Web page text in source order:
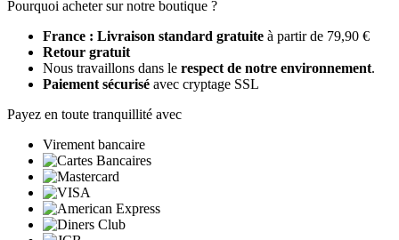
Pourquoi acheter sur notre boutique ?
France : Livraison standard gratuite à partir de 79,90 €
Retour gratuit
Nous travaillons dans le respect de notre environnement.
Paiement sécurisé avec cryptage SSL
Payez en toute tranquillité avec
Virement bancaire